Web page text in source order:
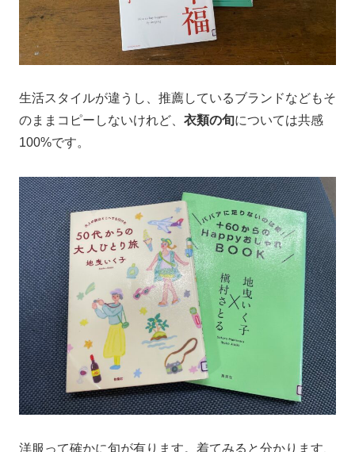
生活スタイルが違うし、推薦しているブランドなどもそ
のままコピーしないけれど、 衣類の旬については共感
100%です。
洋服って確かに旬が有ります。着てみると分かります、